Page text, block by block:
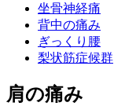
坐骨神経痛
背中の痛み
ぎっくり腰
梨状筋症候群
肩の痛み